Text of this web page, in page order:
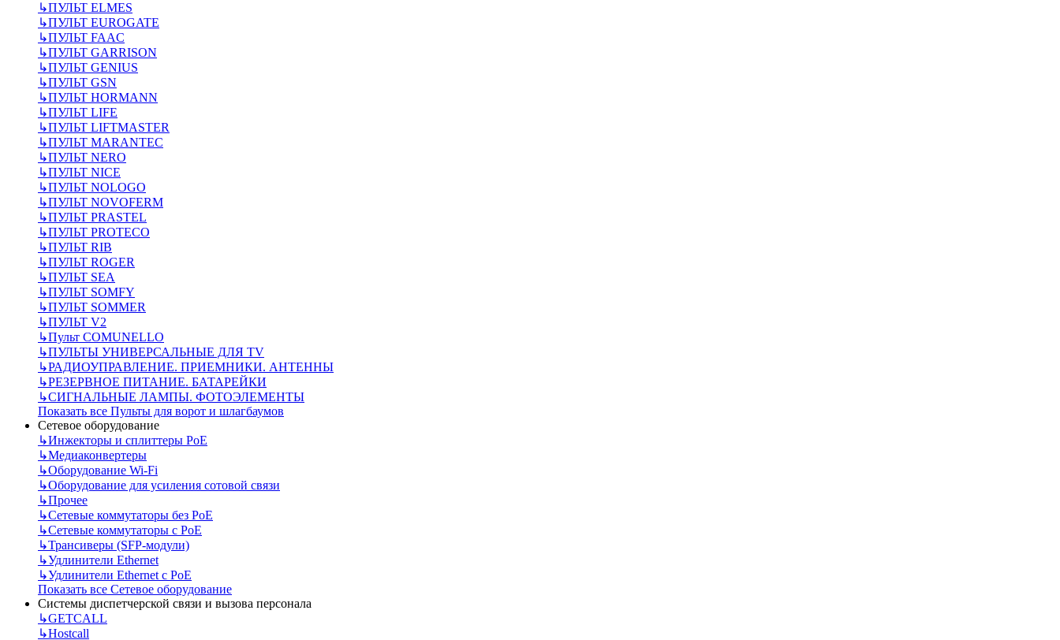
↳ПУЛЬТ ELMES
↳ПУЛЬТ EUROGATE
↳ПУЛЬТ FAAC
↳ПУЛЬТ GARRISON
↳ПУЛЬТ GENIUS
↳ПУЛЬТ GSN
↳ПУЛЬТ HORMANN
↳ПУЛЬТ LIFE
↳ПУЛЬТ LIFTMASTER
↳ПУЛЬТ MARANTEC
↳ПУЛЬТ NERO
↳ПУЛЬТ NICE
↳ПУЛЬТ NOLOGO
↳ПУЛЬТ NOVOFERM
↳ПУЛЬТ PRASTEL
↳ПУЛЬТ PROTECO
↳ПУЛЬТ RIB
↳ПУЛЬТ ROGER
↳ПУЛЬТ SEA
↳ПУЛЬТ SOMFY
↳ПУЛЬТ SOMMER
↳ПУЛЬТ V2
↳Пульт СOMUNELLO
↳ПУЛЬТЫ УНИВЕРСАЛЬНЫЕ ДЛЯ TV
↳РАДИОУПРАВЛЕНИЕ. ПРИЕМНИКИ. АНТЕННЫ
↳РЕЗЕРВНОЕ ПИТАНИЕ. БАТАРЕЙКИ
↳СИГНАЛЬНЫЕ ЛАМПЫ. ФОТОЭЛЕМЕНТЫ
Показать все Пульты для ворот и шлагбаумов
Сетевое оборудование
↳Инжекторы и сплиттеры РоЕ
↳Медиаконвертеры
↳Оборудование Wi-Fi
↳Оборудование для усиления сотовой связи
↳Прочее
↳Сетевые коммутаторы без РоЕ
↳Сетевые коммутаторы с РоЕ
↳Трансиверы (SFP-модули)
↳Удлинители Ethernet
↳Удлинители Ethernet с PoE
Показать все Сетевое оборудование
Системы диспетчерской связи и вызова персонала
↳GETCALL
↳Hostcall